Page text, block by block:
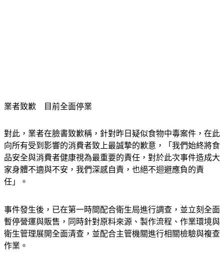
向所有受到影響的消費者致上最誠摯的歉意，「我們始終將食
品安全與消費者健康視為最重要的責任，對於此次事件造成大
家身體不適與不安，我們深感自責，也絕不迴避應負的責
任」。
暫停營運與販售，同時針對原料來源、製作流程、作業環境與
衛生管理展開全面清查，並配合主管機關進行相關檢驗與複查
作業。